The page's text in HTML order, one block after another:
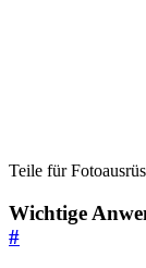
Teile für
Wichtige
#